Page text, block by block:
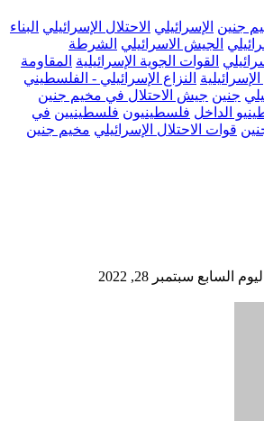
جنين الإسرائيلي الاحتلال الإسرائيلي البناء
الجيش الاسرائيلي الشرطة
القوات الجوية الإسرائيلية المقاومة
النزاع الإسرائيلي - الفلسطيني
جنين جيش الاحتلال في مخيم جنين
الداخل فلسطينيون فلسطينيين في
قوات الاحتلال الإسرائيلي مخيم جنين
اليوم السابع سبتمبر 28, 2022